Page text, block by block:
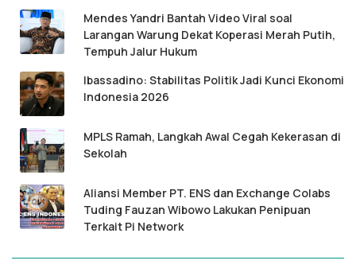
Mendes Yandri Bantah Video Viral soal
Larangan Warung Dekat Koperasi Merah Putih,
Tempuh Jalur Hukum
Ibassadino: Stabilitas Politik Jadi Kunci Ekonomi
Indonesia 2026
MPLS Ramah, Langkah Awal Cegah Kekerasan di
Sekolah
Aliansi Member PT. ENS dan Exchange Colabs
Tuding Fauzan Wibowo Lakukan Penipuan
Terkait Pi Network